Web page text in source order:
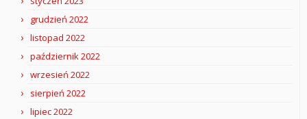
grudzień 2022
listopad 2022
październik 2022
wrzesień 2022
sierpień 2022
lipiec 2022